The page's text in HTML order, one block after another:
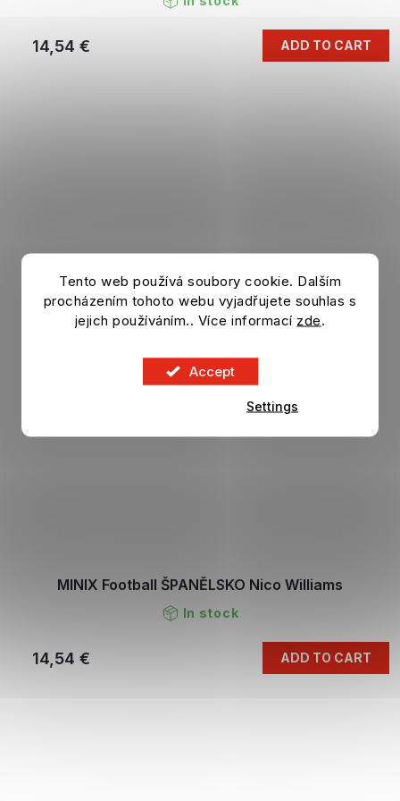
Tento web používá soubory cookie. Dalším
procházením tohoto webu vyjadřujete souhlas s
jejich používáním.. Více informací zde.
Accept
Settings
14,54 € ADD TO CART
MINIX Football ŠPANĚLSKO Nico Williams
In stock
14,54 € ADD TO CART